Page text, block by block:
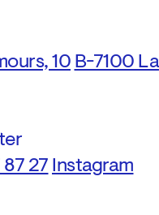
10 B-7100 La
27 Instagram